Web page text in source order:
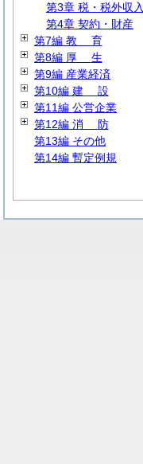
第3章 税・税外収入
第4章 契約・財産
第7編 教 育
第8編 厚 生
第9編 産業経済
第10編 建 設
第11編 公営企業
第12編 消 防
第13編 その他
第14編 暫定例規